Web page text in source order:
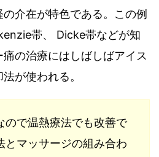
の介在が特色である。 この例
帯、 Dicke帯などが知
痛の治療にはしばしばアイス
が使われる。
ので温熱療法でも改善で
とマッサージの組み合わ